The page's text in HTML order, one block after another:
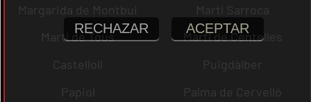
Margarida de Montbui
Martí Sarroca
Martí de Tous
Martí de Centelles
Castellolí
Puigdàlber
Papiol
Palma de Cervelló
RECHAZAR ACEPTAR